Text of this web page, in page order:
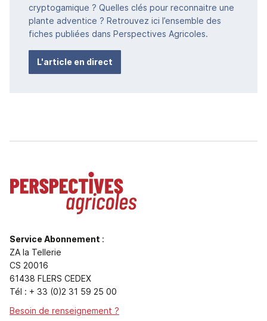
cryptogamique ? Quelles clés pour reconnaitre une
plante adventice ? Retrouvez ici l’ensemble des
fiches publiées dans Perspectives Agricoles.
L'article en direct
Service Abonnement :
ZA la Tellerie
CS 20016
61438 FLERS CEDEX
Tél : + 33 (0)2 31 59 25 00
Besoin de renseignement ?